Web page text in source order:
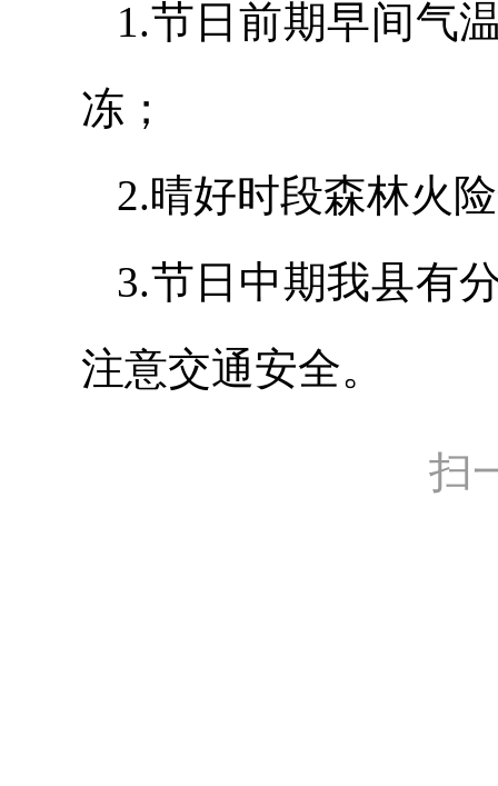
1.节日前期早间气
冻；
2.晴好时段森林火
3.节日中期我县有
注意交通安全。
扫